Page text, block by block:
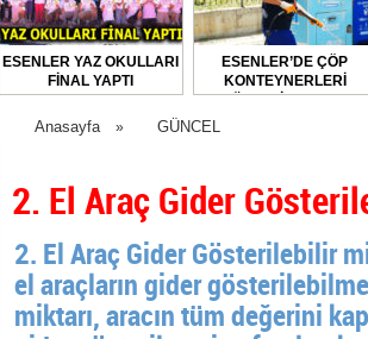
ESENLER YAZ OKULLARI
FİNAL YAPTI
ESENLER’DE ÇÖP
KONTEYNERLERİ
DÜZENLİ OLARAK
DEZENFEKTE EDİLİYOR
Anasayfa » GÜNCEL
2. El Araç Gider
2. El Araç Gider Gösterilebilir
el araçların gider
miktarı, aracın tüm değerini